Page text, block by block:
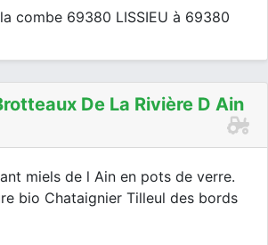
combe 69380 LISSIEU à 69380
De La Rivière D Ain
miels de l Ain en pots de verre.
bio Chataignier Tilleul des bords